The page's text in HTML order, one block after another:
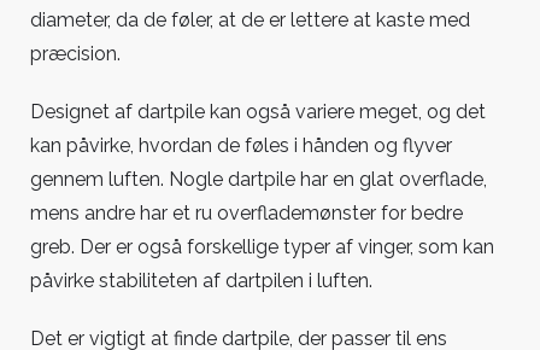
diameter, da de føler, at de er lettere at kaste med
præcision.
Designet af dartpile kan også variere meget, og det
kan påvirke, hvordan de føles i hånden og flyver
gennem luften. Nogle dartpile har en glat overflade,
mens andre har et ru overflademønster for bedre
greb. Der er også forskellige typer af vinger, som kan
påvirke stabiliteten af dartpilen i luften.
Det er vigtigt at finde dartpile, der passer til ens